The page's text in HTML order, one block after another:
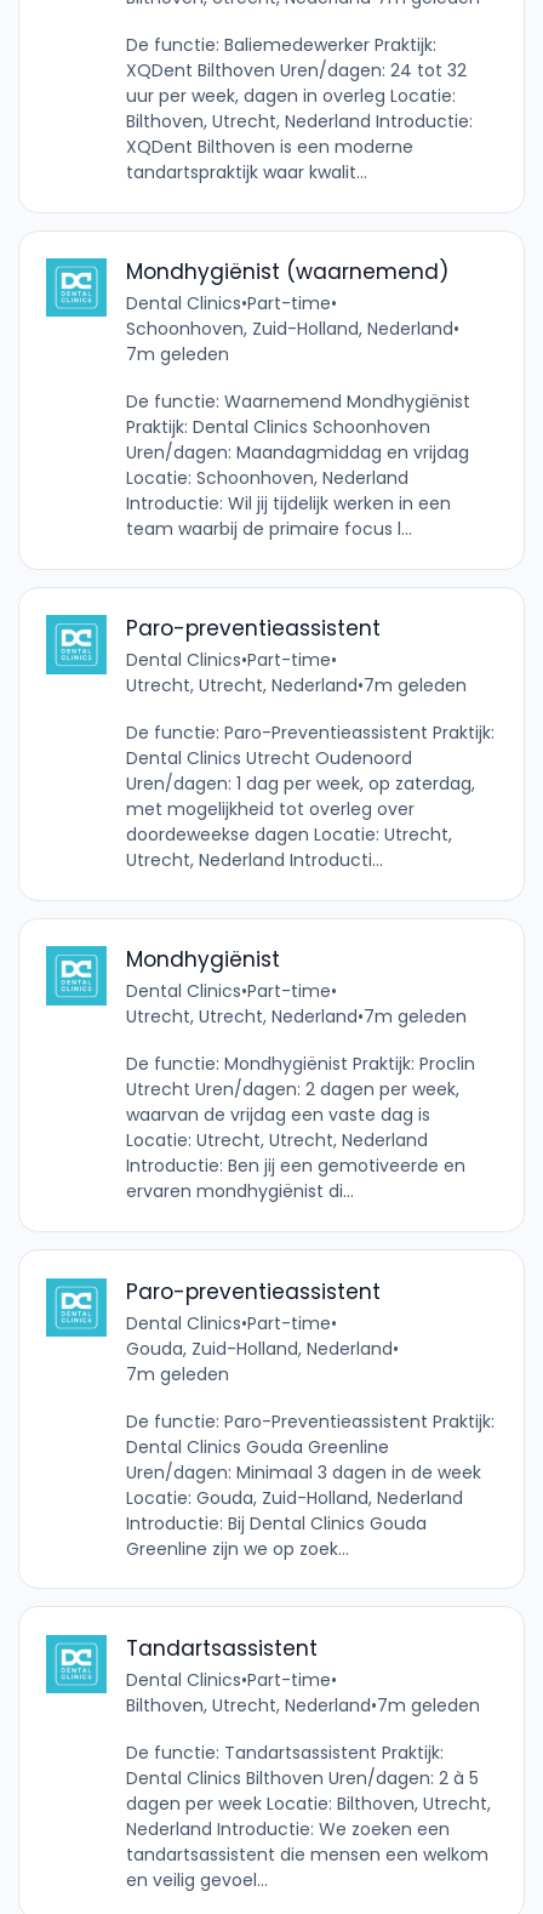
De functie: Baliemedewerker Praktijk:
XQDent Bilthoven Uren/dagen: 24 tot 32
uur per week, dagen in overleg Locatie:
Bilthoven, Utrecht, Nederland Introductie:
XQDent Bilthoven is een moderne
tandartspraktijk waar kwalit...
Mondhygiënist (waarnemend)
Dental Clinics•Part-time•
Schoonhoven, Zuid-Holland, Nederland•
7m geleden
De functie: Waarnemend Mondhygiënist
Praktijk: Dental Clinics Schoonhoven
Uren/dagen: Maandagmiddag en vrijdag
Locatie: Schoonhoven, Nederland
Introductie: Wil jij tijdelijk werken in een
team waarbij de primaire focus l...
Paro-preventieassistent
Dental Clinics•Part-time•
Utrecht, Utrecht, Nederland•7m geleden
De functie: Paro-Preventieassistent Praktijk:
Dental Clinics Utrecht Oudenoord
Uren/dagen: 1 dag per week, op zaterdag,
met mogelijkheid tot overleg over
doordeweekse dagen Locatie: Utrecht,
Utrecht, Nederland Introducti...
Mondhygiënist
Dental Clinics•Part-time•
Utrecht, Utrecht, Nederland•7m geleden
De functie: Mondhygiënist Praktijk: Proclin
Utrecht Uren/dagen: 2 dagen per week,
waarvan de vrijdag een vaste dag is
Locatie: Utrecht, Utrecht, Nederland
Introductie: Ben jij een gemotiveerde en
ervaren mondhygiënist di...
Paro-preventieassistent
Dental Clinics•Part-time•
Gouda, Zuid-Holland, Nederland•
7m geleden
De functie: Paro-Preventieassistent Praktijk:
Dental Clinics Gouda Greenline
Uren/dagen: Minimaal 3 dagen in de week
Locatie: Gouda, Zuid-Holland, Nederland
Introductie: Bij Dental Clinics Gouda
Greenline zijn we op zoek...
Tandartsassistent
Dental Clinics•Part-time•
Bilthoven, Utrecht, Nederland•7m geleden
De functie: Tandartsassistent Praktijk:
Dental Clinics Bilthoven Uren/dagen: 2 à 5
dagen per week Locatie: Bilthoven, Utrecht,
Nederland Introductie: We zoeken een
tandartsassistent die mensen een welkom
en veilig gevoel...